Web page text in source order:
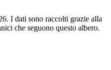
I dati sono raccolti grazie alla
che seguono questo albero.